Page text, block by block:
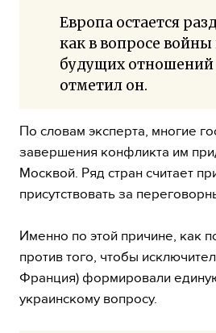
Европа остается
как в вопросе войны
будущих
отметил он.
По словам эксперта, многие
завершения конфликта им
Москвой. Ряд стран считает
присутствовать за
Именно по этой причине, как
против того, чтобы
Франция) формировали
украинскому вопросу.